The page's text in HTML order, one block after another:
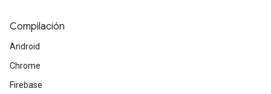
Compilación
Android
Chrome
Firebase